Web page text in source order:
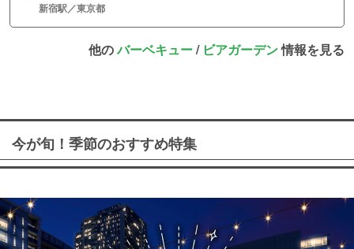
新宿駅／東京都
他のバーベキュー/ ビアガーデン情報を見る
今が旬！季節のおすすめ特集